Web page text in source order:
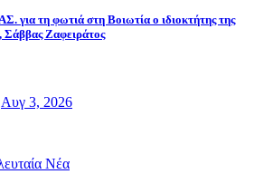
για τη φωτιά στη Βοιωτία ο ιδιοκτήτης της
Σάββας Ζαφειράτος
Αυγ 3, 2026
Νέα